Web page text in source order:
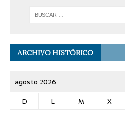
ARCHIVO HISTÓRICO
agosto 2026
D
L M X